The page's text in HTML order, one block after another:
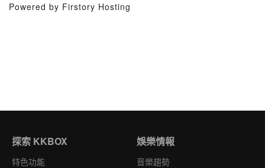
Powered by Firstory Hosting
探索 KKBOX
特色功能
娛樂情報
音樂趨勢